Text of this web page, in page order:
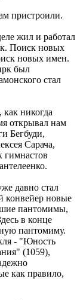
пристроили.
жил и работал
Поиск новых
новых имен.
был
стал
никогда
открывал нам
Бегбуди,
Сарача,
гимнастов
давно стал
конвейер новые
пантомимы,
в конце
пантомиму.
- "Юность
(1059),
как правило,